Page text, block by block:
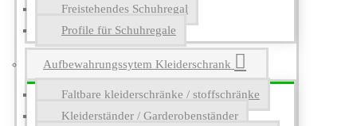
Freistehendes Schuhregal
Profile für Schuhregale
Aufbewahrungssytem Kleiderschrank
Faltbare kleiderschränke / stoffschränke
Kleiderständer / Garderobenständer